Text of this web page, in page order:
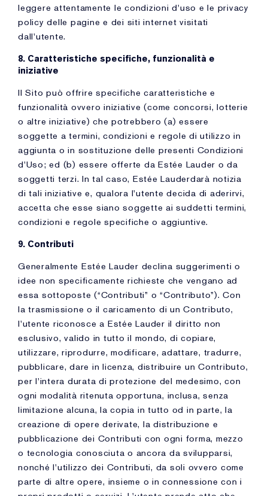
leggere attentamente le condizioni d'uso e le privacy
policy delle pagine e dei siti internet visitati
dall'utente.
8. Caratteristiche specifiche, funzionalità e
iniziative
Il Sito può offrire specifiche caratteristiche e
funzionalità ovvero iniziative (come concorsi, lotterie
o altre iniziative) che potrebbero (a) essere
soggette a termini, condizioni e regole di utilizzo in
aggiunta o in sostituzione delle presenti Condizioni
d'Uso; ed (b) essere offerte da Estée Lauder o da
soggetti terzi. In tal caso, Estée Lauderdarà notizia
di tali iniziative e, qualora l'utente decida di aderirvi,
accetta che esse siano soggette ai suddetti termini,
condizioni e regole specifiche o aggiuntive.
9. Contributi
Generalmente Estée Lauder declina suggerimenti o
idee non specificamente richieste che vengano ad
essa sottoposte (“Contributi” o “Contributo”). Con
la trasmissione o il caricamento di un Contributo,
l'utente riconosce a Estée Lauder il diritto non
esclusivo, valido in tutto il mondo, di copiare,
utilizzare, riprodurre, modificare, adattare, tradurre,
pubblicare, dare in licenza, distribuire un Contributo,
per l'intera durata di protezione del medesimo, con
ogni modalità ritenuta opportuna, inclusa, senza
limitazione alcuna, la copia in tutto od in parte, la
creazione di opere derivate, la distribuzione e
pubblicazione dei Contributi con ogni forma, mezzo
o tecnologia conosciuta o ancora da svilupparsi,
nonché l'utilizzo dei Contributi, da soli ovvero come
parte di altre opere, insieme o in connessione con i